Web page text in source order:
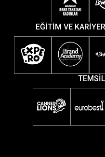
EĞİTİM VE KARİYER